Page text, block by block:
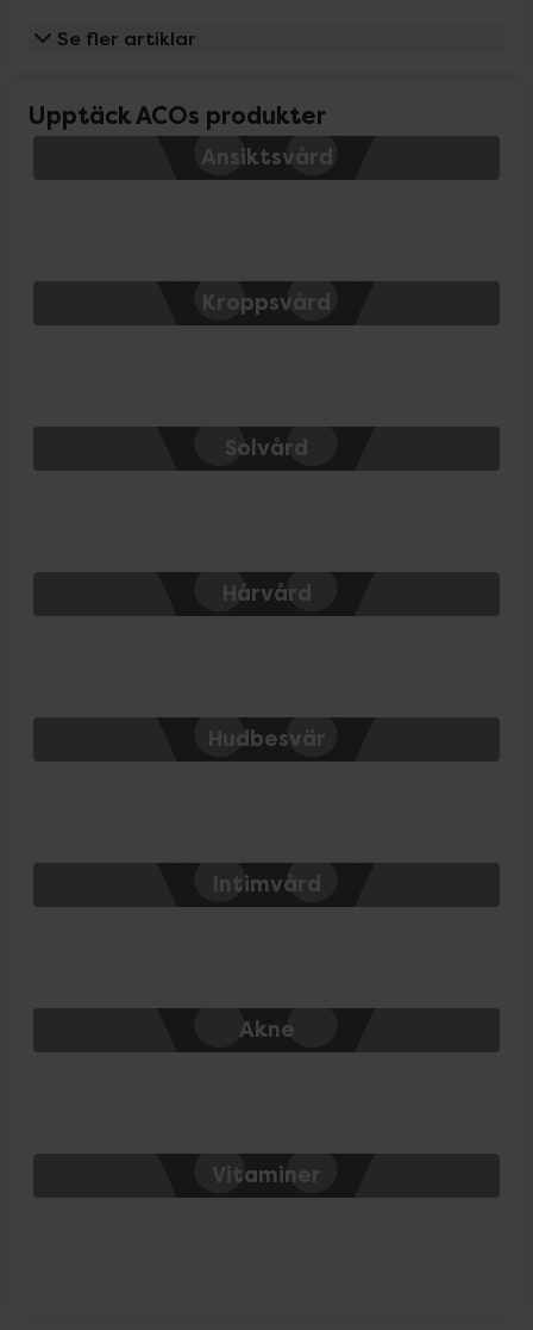
Se fler artiklar
Upptäck ACOs produkter
Ansiktsvård
Kroppsvård
Solvård
Hårvård
Hudbesvär
Intimvård
Akne
Vitaminer